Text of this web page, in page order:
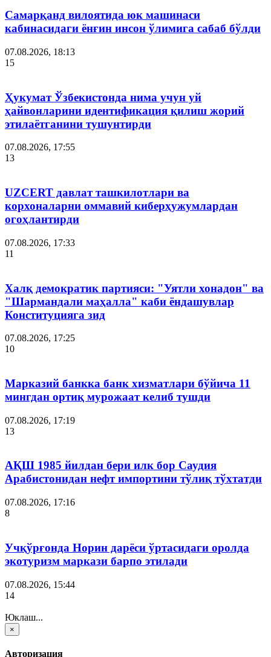
Самарқанд вилоятида юк машинаси
кабинасидаги ёнғин инсон ўлимига сабаб бўлди
07.08.2026, 18:13
15
Ҳукумат Ўзбекистонда нима учун уй
ҳайвонларини идентификация қилиш жорий
этилаётганини тушунтирди
07.08.2026, 17:55
13
UZCERT давлат ташкилотлари ва
корхоналарни оммавий киберҳужумлардан
огоҳлантирди
07.08.2026, 17:33
11
Халқ демократик партияси: "Уятли хонадон" ва
"Шармандали маҳалла" каби ёндашувлар
Конституцияга зид
07.08.2026, 17:25
10
Марказий банкка банк хизматлари бўйича 11
мингдан ортиқ мурожаат келиб тушди
07.08.2026, 17:19
13
АҚШ 1985 йилдан бери илк бор Саудия
Арабистонидан нефт импортини тўлиқ тўхтатди
07.08.2026, 17:16
8
Учқўрғонда Норин дарёси ўртасидаги оролда
экотуризм маркази барпо этилади
07.08.2026, 15:44
14
Юклаш...
×
Авторизация